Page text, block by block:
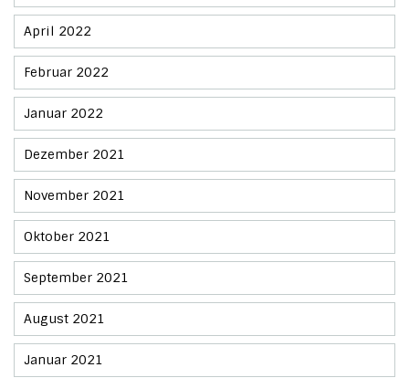
April 2022
Februar 2022
Januar 2022
Dezember 2021
November 2021
Oktober 2021
September 2021
August 2021
Januar 2021